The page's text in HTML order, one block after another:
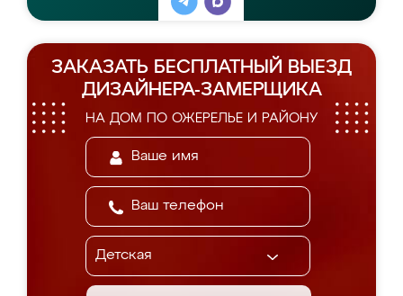
ЗАКАЗАТЬ БЕСПЛАТНЫЙ ВЫЕЗД
ДИЗАЙНЕРА-ЗАМЕРЩИКА
НА ДОМ ПО ОЖЕРЕЛЬЕ И РАЙОНУ